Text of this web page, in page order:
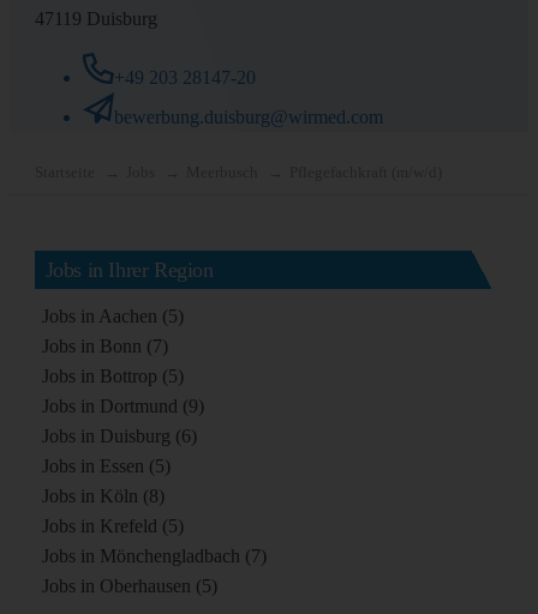
47119 Duisburg
+49 203 28147-20
bewerbung.duisburg@wirmed.com
Jobs in Ihrer Region
Jobs in Aachen (5)
Jobs in Bonn (7)
Jobs in Bottrop (5)
Jobs in Dortmund (9)
Jobs in Duisburg (6)
Jobs in Essen (5)
Jobs in Köln (8)
Jobs in Krefeld (5)
Jobs in Mönchengladbach (7)
Jobs in Oberhausen (5)